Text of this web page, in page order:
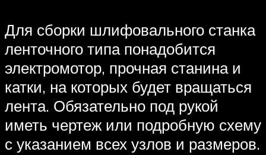
Для сборки шлифовального станка
ленточного типа понадобится
электромотор, прочная станина и
катки, на которых будет вращаться
лента. Обязательно под рукой
иметь чертеж или подробную схему
с указанием всех узлов и размеров.